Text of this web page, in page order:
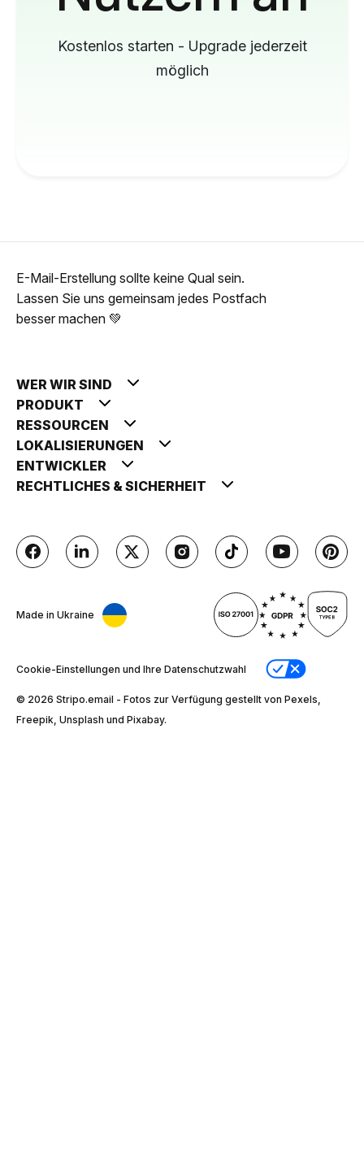
Kostenlos starten - Upgrade jederzeit
möglich
E-Mail-Erstellung sollte keine Qual sein.
Lassen Sie uns gemeinsam jedes Postfach
besser machen 💚
WER WIR SIND
PRODUKT
RESSOURCEN
LOKALISIERUNGEN
ENTWICKLER
RECHTLICHES & SICHERHEIT
Made in Ukraine
Cookie-Einstellungen und Ihre Datenschutzwahl
© 2026 Stripо.email - Fotos zur Verfügung gestellt von Pexels,
Freepik, Unsplash und Pixabay.